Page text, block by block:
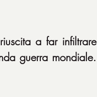
a far infiltrare
guerra mondiale.